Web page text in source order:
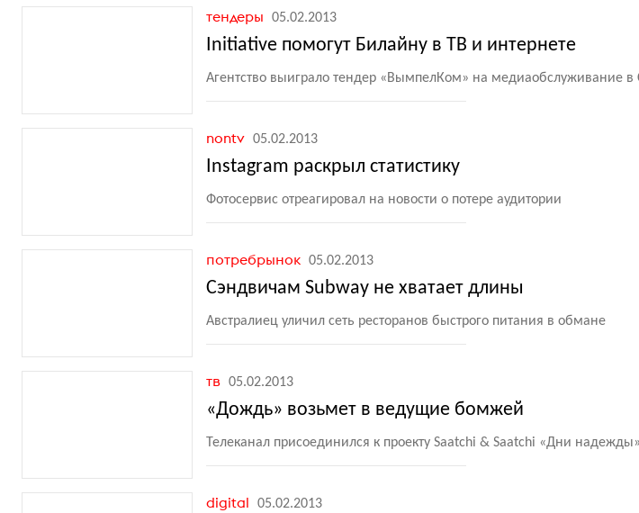
тендеры 05.02.2013
Initiative помогут Билайну в ТВ и интернете
Агентство выиграло тендер «ВымпелКом» на медиаобслуживание в
nontv 05.02.2013
Instagram раскрыл статистику
Фотосервис отреагировал на новости о потере аудитории
потребрынок 05.02.2013
Сэндвичам Subway не хватает длины
Австралиец уличил сеть ресторанов быстрого питания в обмане
тв 05.02.2013
«Дождь» возьмет в ведущие бомжей
Телеканал присоединился к проекту Saatchi & Saatchi «Дни надежды»
digital 05.02.2013